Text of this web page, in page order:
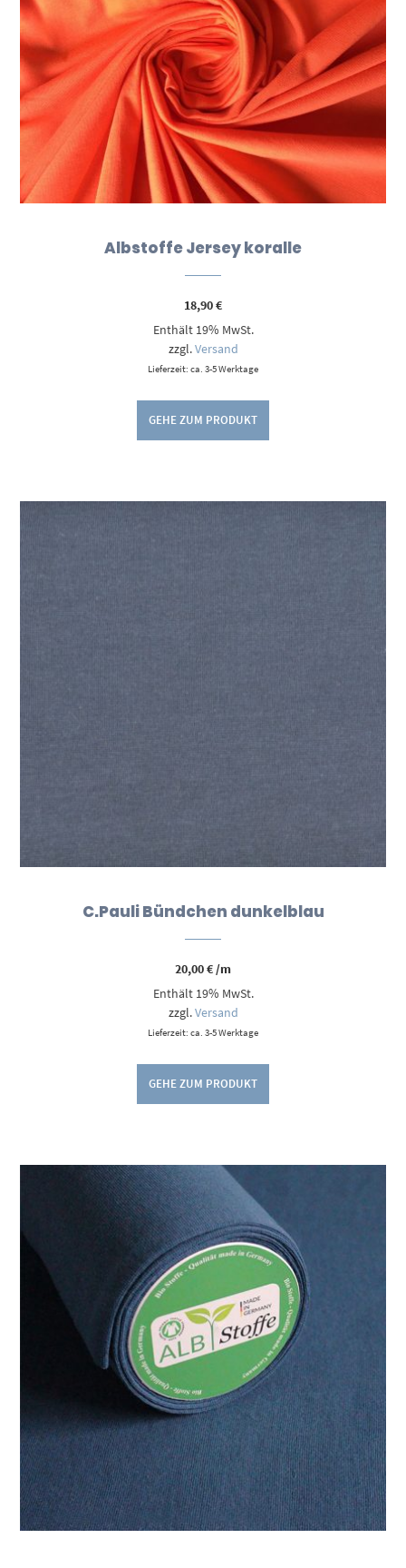
Albstoffe Jersey koralle
18,90€
Enthält 19% MwSt.
zzgl.Versand
Lieferzeit: ca. 3-5 Werktage
GEHE ZUM PRODUKT
C.Pauli Bündchen dunkelblau
20,00€/m
Enthält 19% MwSt.
zzgl.Versand
Lieferzeit: ca. 3-5 Werktage
GEHE ZUM PRODUKT